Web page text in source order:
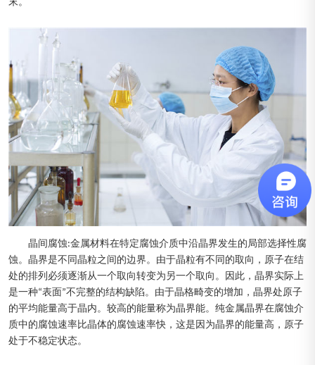
末。
晶间腐蚀:金属材料在特定腐蚀介质中沿晶界发生的局部选择性腐
蚀。晶界是不同晶粒之间的边界。由于晶粒有不同的取向，原子在结
处的排列必须逐渐从一个取向转变为另一个取向。因此，晶界实际上
是一种“表面”不完整的结构缺陷。由于晶格畸变的增加，晶界处原子
的平均能量高于晶内。较高的能量称为晶界能。纯金属晶界在腐蚀介
质中的腐蚀速率比晶体的腐蚀速率快，这是因为晶界的能量高，原子
处于不稳定状态。